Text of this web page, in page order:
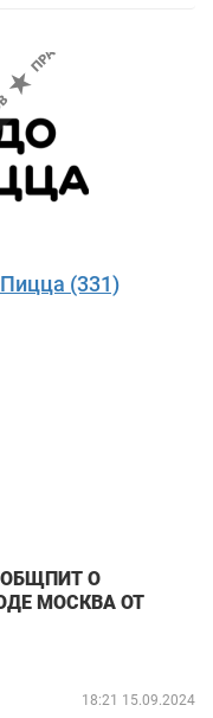
(331)
ОБЩПИТ О
МОСКВА ОТ
18:21 15.09.2024